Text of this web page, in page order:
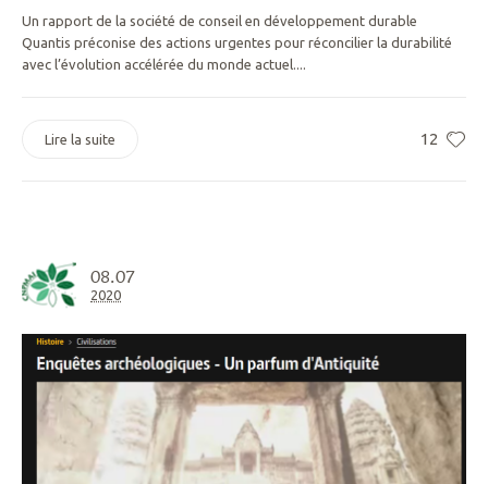
Un rapport de la société de conseil en développement durable
Quantis préconise des actions urgentes pour réconcilier la durabilité
avec l’évolution accélérée du monde actuel....
12
Lire la suite
08.07
2020